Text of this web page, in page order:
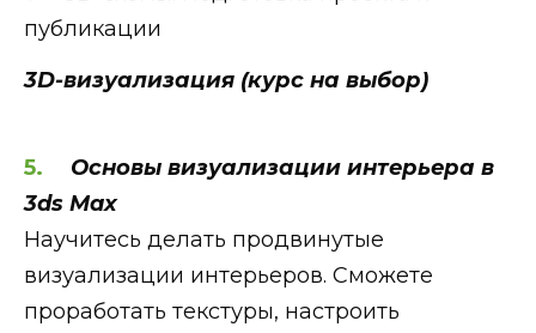
публикации
3D-визуализация (курс на выбор)
Основы визуализации интерьера в
3ds Max
Научитесь делать продвинутые
визуализации интерьеров. Сможете
проработать текстуры, настроить